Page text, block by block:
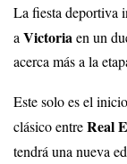
La fiesta deportiva
aVictoriaen un
acerca más a la
Este solo es el
clásico entreReal
tendrá una nueva